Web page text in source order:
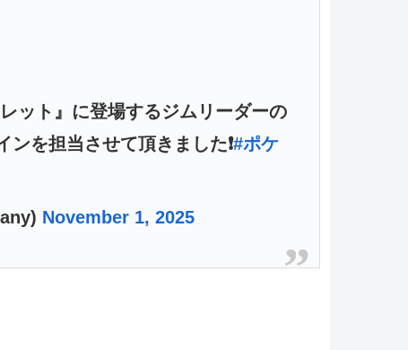
ット』に登場するジムリーダーの
を担当させて頂きました❗️#ポケ
November 1, 2025